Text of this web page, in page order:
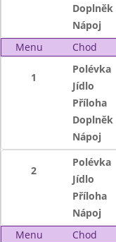
Doplněk
Nápoj
Menu
Chod
1
Polévka
Jídlo
Příloha
Doplněk
Nápoj
2
Polévka
Jídlo
Příloha
Nápoj
Menu
Chod